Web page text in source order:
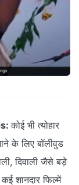
कोई भी त्योहार
के लिए बॉलीवुड
दिवाली जैसे बड़े
शानदार फिल्में